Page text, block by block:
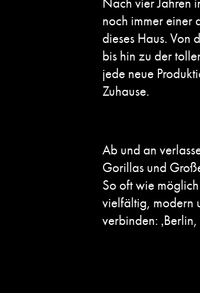
noch immer einer
dieses Haus. Von
bis hin zu der
jede neue
Zuhause.
Ab und an
Gorillas und
So oft wie
vielfältig, modern
verbinden: